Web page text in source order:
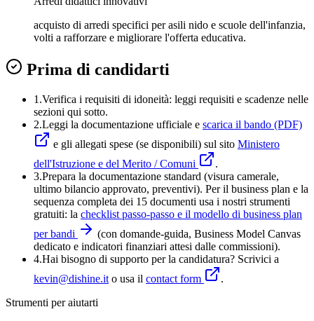
acquisto di arredi specifici per asili nido e scuole dell'infanzia,
volti a rafforzare e migliorare l'offerta educativa.
Prima di candidarti
1.Verifica i requisiti di idoneità: leggi requisiti e scadenze nelle
sezioni qui sotto.
2.Leggi la documentazione ufficiale e scarica il bando (PDF)
e gli allegati spese (se disponibili) sul sito Ministero
dell'Istruzione e del Merito / Comuni
.
3.Prepara la documentazione standard (visura camerale,
ultimo bilancio approvato, preventivi). Per il business plan e la
sequenza completa dei 15 documenti usa i nostri strumenti
gratuiti: la checklist passo-passo e il modello di business plan
per bandi
(con domande-guida, Business Model Canvas
dedicato e indicatori finanziari attesi dalle commissioni).
4.Hai bisogno di supporto per la candidatura? Scrivici a
kevin@dishine.it o usa il contact form
.
Strumenti per aiutarti